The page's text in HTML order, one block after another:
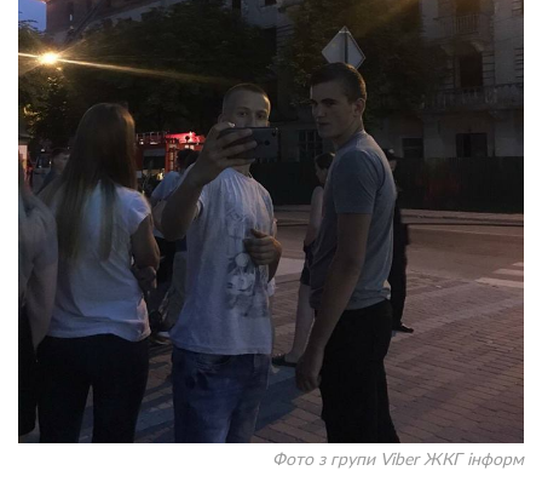
Фото з групи Viber ЖКГ інформ